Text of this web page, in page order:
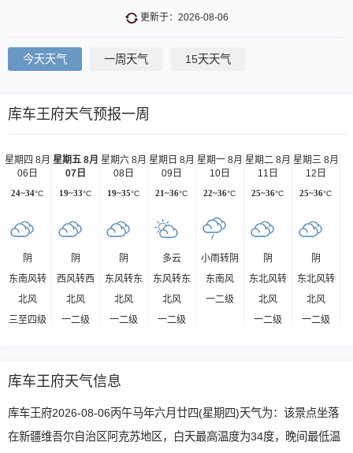
更新于：2026-08-06
今天天气 一周天气 15天天气
库车王府天气预报一周
星期四 8月
06日
24~34°C
阴
东南风转
北风
三至四级
星期五 8月
07日
19~33°C
阴
西风转西
北风
一二级
星期六 8月
08日
19~35°C
阴
东风转东
北风
一二级
星期日 8月
09日
21~36°C
多云
东风转东
北风
一二级
星期一 8月
10日
22~36°C
小雨转阴
东南风
一二级
星期二 8月
11日
25~36°C
阴
东北风转
北风
一二级
星期三 8月
12日
25~36°C
阴
东北风转
北风
一二级
库车王府天气信息
库车王府2026-08-06丙午马年六月廿四(星期四)天气为：该景点坐落
在新疆维吾尔自治区阿克苏地区，白天最高温度为34度，晚间最低温